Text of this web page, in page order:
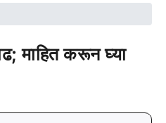
माहित करून घ्या